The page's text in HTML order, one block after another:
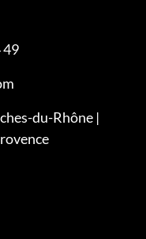
49
du-Rhône |